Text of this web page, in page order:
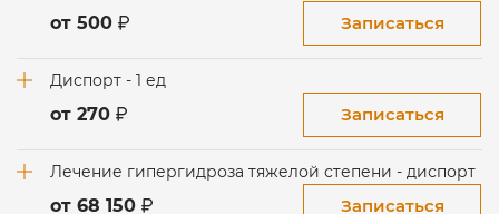
от 500 Записаться
Диспорт - 1 ед
от 270 Записаться
Лечение гипергидроза тяжелой степени - диспорт
от 68 150 Записаться